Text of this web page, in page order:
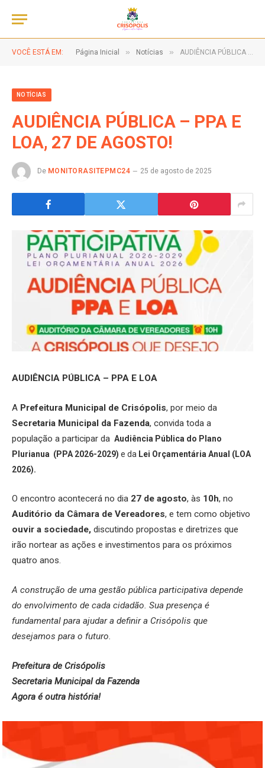
VOCÊ ESTÁ EM: Página Inicial » Notícias » AUDIÊNCIA PÚBLICA – PPA E LOA, 27 DE AGOSTO!
NOTÍCIAS
AUDIÊNCIA PÚBLICA – PPA E
LOA, 27 DE AGOSTO!
De MONITORASITEPMC24 25 de agosto de 2025
AUDIÊNCIA PÚBLICA – PPA E LOA
A Prefeitura Municipal de Crisópolis, por meio da
Secretaria Municipal da Fazenda, convida toda a
população a participar da Audiência Pública do Plano
Plurianua (PPA 2026-2029) e da Lei Orçamentária Anual (LOA
2026).
O encontro acontecerá no dia 27 de agosto, às 10h, no
Auditório da Câmara de Vereadores, e tem como objetivo
ouvir a sociedade, discutindo propostas e diretrizes que
irão nortear as ações e investimentos para os próximos
quatro anos.
A construção de uma gestão pública participativa depende
do envolvimento de cada cidadão. Sua presença é
fundamental para ajudar a definir a Crisópolis que
desejamos para o futuro.
Prefeitura de Crisópolis
Secretaria Municipal da Fazenda
Agora é outra história!